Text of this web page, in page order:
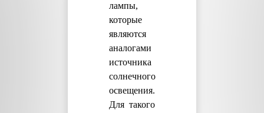
лампы,
которые
являются
аналогами
источника
солнечного
освещения.
Для такого